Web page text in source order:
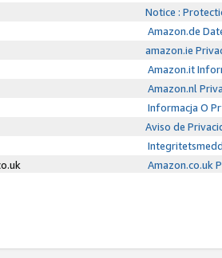
Notice :
Amazon.de
amazon.ie
Amazon.it
Amazon.nl
Informacja O
Aviso de
Amazon.co.uk